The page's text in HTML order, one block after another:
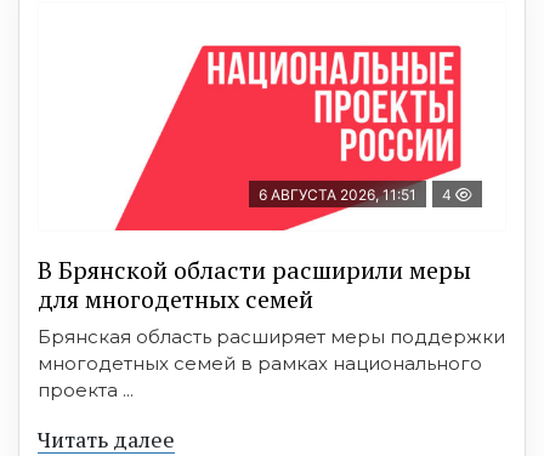
6 АВГУСТА 2026, 11:51 4
В Брянской области расширили меры
для многодетных семей
Брянская область расширяет меры поддержки
многодетных семей в рамках национального
проекта ...
Читать далее